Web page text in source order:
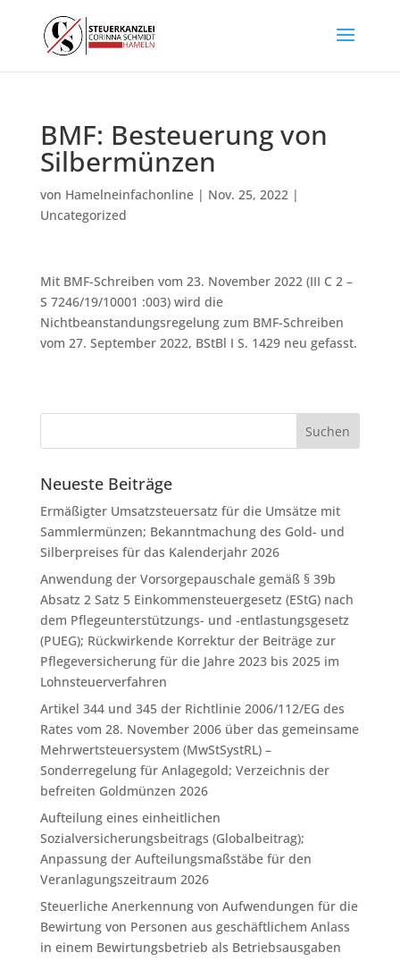
BMF: Besteuerung von
Silbermünzen
von Hamelneinfachonline| Nov. 25, 2022|
Uncategorized
Mit BMF-Schreiben vom 23. November 2022 (III C 2 –
S 7246/19/10001 :003) wird die
Nichtbeanstandungsregelung zum BMF-Schreiben
vom 27. September 2022, BStBl I S. 1429 neu gefasst.
Neueste Beiträge
Ermäßigter Umsatzsteuersatz für die Umsätze mit
Sammlermünzen; Bekanntmachung des Gold- und
Silberpreises für das Kalenderjahr 2026
Anwendung der Vorsorgepauschale gemäß § 39b
Absatz 2 Satz 5 Einkommensteuergesetz (EStG) nach
dem Pflegeunterstützungs- und -entlastungsgesetz
(PUEG); Rückwirkende Korrektur der Beiträge zur
Pflegeversicherung für die Jahre 2023 bis 2025 im
Lohnsteuerverfahren
Artikel 344 und 345 der Richtlinie 2006/112/EG des
Rates vom 28. November 2006 über das gemeinsame
Mehrwertsteuersystem (MwStSystRL) –
Sonderregelung für Anlagegold; Verzeichnis der
befreiten Goldmünzen 2026
Aufteilung eines einheitlichen
Sozialversicherungsbeitrags (Globalbeitrag);
Anpassung der Aufteilungsmaßstäbe für den
Veranlagungszeitraum 2026
Steuerliche Anerkennung von Aufwendungen für die
Bewirtung von Personen aus geschäftlichem Anlass
in einem Bewirtungsbetrieb als Betriebsausgaben